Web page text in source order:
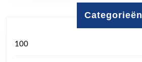
Categorieën
100